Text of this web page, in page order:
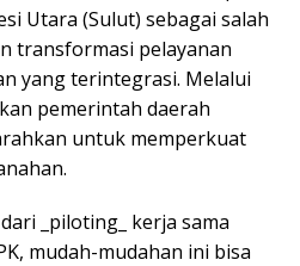
Utara (Sulut) sebagai salah
transformasi pelayanan
yang terintegrasi. Melalui
pemerintah daerah
untuk memperkuat
_piloting_ kerja sama
mudah-mudahan ini bisa